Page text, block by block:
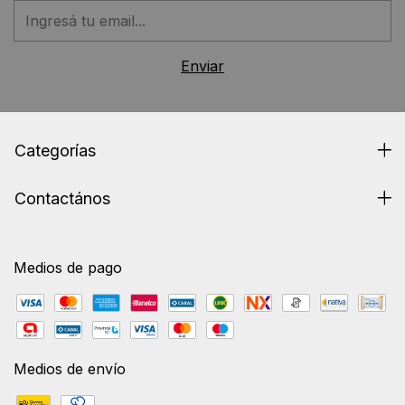
Categorías
Contactános
Medios de pago
Medios de envío